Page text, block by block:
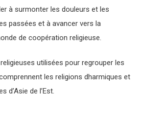
à surmonter les douleurs et les
passées et à avancer vers la
de coopération religieuse.
utilisées pour regrouper les
les religions dharmiques et
d’Asie de l’Est.